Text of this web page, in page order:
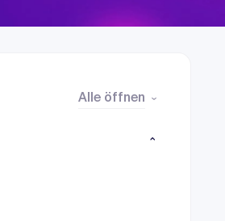
Alle öffnen